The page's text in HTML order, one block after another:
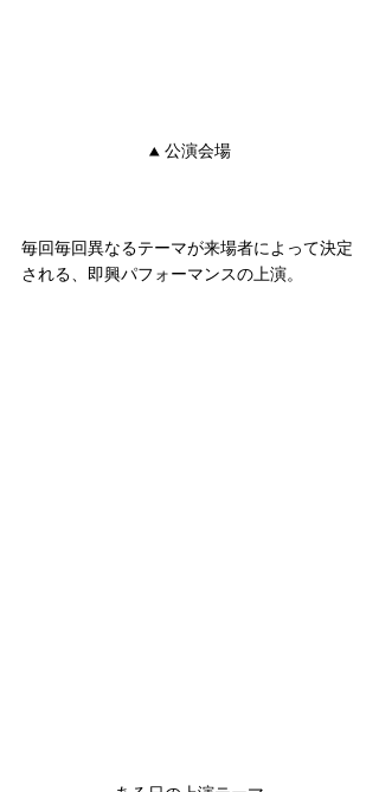
▲ 公演会場
毎回毎回異なるテーマが来場者によって決定
される、即興パフォーマンスの上演。